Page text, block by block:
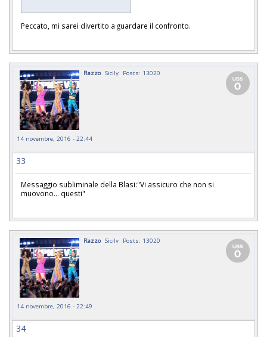
Peccato, mi sarei divertito a guardare il confronto.
Razzo Sicily Posts: 13020
14 novembre, 2016 - 22:44
33
Messaggio subliminale della Blasi:"Vi assicuro che non si
muovono... questi"
Razzo Sicily Posts: 13020
14 novembre, 2016 - 22:49
34